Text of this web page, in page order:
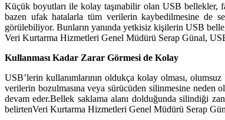
Küçük boyutları ile kolay taşınabilir olan USB bellekler,
bazen ufak hatalarla tüm verilerin kaybedilmesine de
görülebiliyor. Bunların yanında yetkisiz kişilerin USB
Veri Kurtarma Hizmetleri Genel Müdürü Serap Günal,
Kullanması Kadar Zarar Görmesi de Kolay
USB’lerin kullanımlarının oldukça kolay olması,
verilerin bozulmasına veya sürücüden silinmesine neden
devam eder.Bellek saklama alanı dolduğunda silindiği
belirtenVeri Kurtarma Hizmetleri Genel Müdürü Serap